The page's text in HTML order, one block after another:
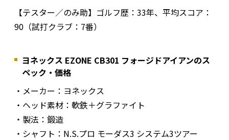
【テスター／のみ助】ゴルフ歴：33年、平均スコア：
90（試打クラブ：7番）
ヨネックス EZONE CB301 フォージドアイアンのス
ペック・価格
・メーカー：ヨネックス
・ヘッド素材：軟鉄＋グラファイト
・製法：鍛造
・シャフト：N.S.プロ モーダス3 システム3ツアー